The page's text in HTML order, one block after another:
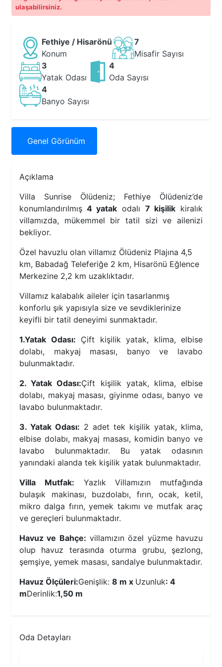
ulaşabilirsiniz.
Fethiye / Hisarönü
Konum
7
Misafir Sayısı
3
Yatak Odası
4
Oda Sayısı
4
Banyo Sayısı
Genel Görünüm
Açıklama
Villa Sunrise Ölüdeniz; Fethiye Ölüdeniz’de
konumlandırılmış 4 yatak odalı 7 kişilik kiralık
villamızda, mükemmel bir tatil sizi ve ailenizi
bekliyor.
Özel havuzlu olan villamız Ölüdeniz Plajına 4,5
km, Babadağ Teleferiğe 2 km, Hisarönü Eğlence
Merkezine 2,2 km uzaklıktadır.
Villamız kalabalık aileler için tasarlanmış
konforlu şık yapısıyla size ve sevdiklerinize
keyifli bir tatil deneyimi sunmaktadır.
1.Yatak Odası: Çift kişilik yatak, klima, elbise
dolabı, makyaj masası, banyo ve lavabo
bulunmaktadır.
2. Yatak Odası:Çift kişilik yatak, klima, elbise
dolabı, makyaj masası, giyinme odası, banyo ve
lavabo bulunmaktadır.
3. Yatak Odası: 2 adet tek kişilik yatak, klima,
elbise dolabı, makyaj masası, komidin banyo ve
lavabo bulunmaktadır. Bu yatak odasının
yanındaki alanda tek kişilik yatak bulunmaktadır.
Villa Mutfak: Yazlık Villamızın mutfağında
bulaşık makinası, buzdolabı, fırın, ocak, ketil,
mikro dalga fırın, yemek takımı ve mutfak araç
ve gereçleri bulunmaktadır.
Havuz ve Bahçe: villamızın özel yüzme havuzu
olup havuz terasında oturma grubu, şezlong,
şemşiye, yemek masası, sandalye bulunmaktadır.
Havuz Ölçüleri:Genişlik: 8 m x Uzunluk: 4
mDerinlik:1,50 m
Oda Detayları